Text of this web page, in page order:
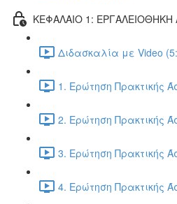
ΚΕΦΑΛΑΙΟ 1: ΕΡΓΑΛΕΙΟΘΗΚΗ
Διδασκαλία με Video
1. Ερώτηση Πρακτικής
2. Ερώτηση Πρακτικής
3. Ερώτηση Πρακτικής
4. Ερώτηση Πρακτικής